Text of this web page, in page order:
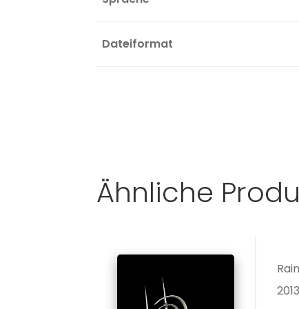
Dateiformat
Ähnliche
2013